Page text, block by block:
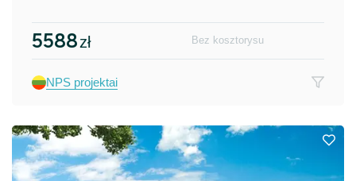
5588zł Bez kosztorysu
NPS projektai